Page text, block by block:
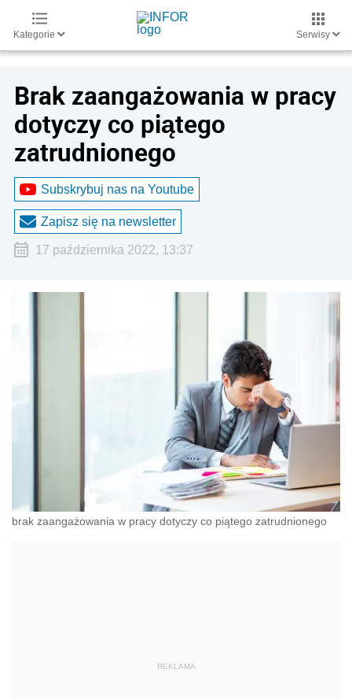
Kategorie Serwisy
Brak zaangażowania w pracy
dotyczy co piątego
zatrudnionego
Subskrybuj nas na Youtube
Zapisz się na newsletter
17 października 2022, 13:37
brak zaangażowania w pracy dotyczy co piątego zatrudnionego